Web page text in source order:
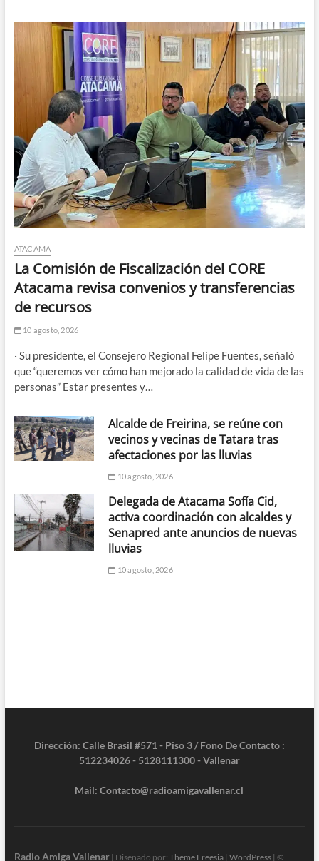
ATACAMA
La Comisión de Fiscalización del CORE
Atacama revisa convenios y transferencias
de recursos
10 agosto, 2026
· Su presidente, el Consejero Regional Felipe Fuentes, señaló
que “queremos ver cómo han mejorado la calidad de vida de las
personas” Estar presentes y…
Alcalde de Freirina, se reúne con
vecinos y vecinas de Tatara tras
afectaciones por las lluvias
10 agosto, 2026
Delegada de Atacama Sofía Cid,
activa coordinación con alcaldes y
Senapred ante anuncios de nuevas
lluvias
10 agosto, 2026
Dirección: Calle Brasil #571 - Piso 3 / Fono De Contacto :
512234026 - 5128111300 - Vallenar
Mail: Contacto@radioamigavallenar.cl
Radio Amiga Vallenar| Diseñado por: Theme Freesia| WordPress| ©